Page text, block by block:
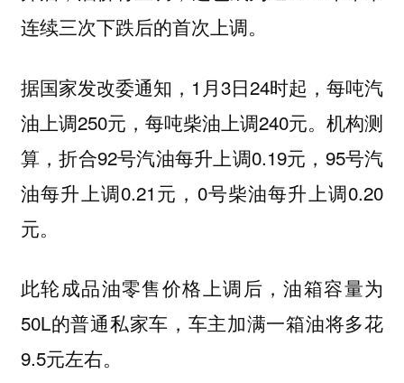
连续三次下跌后的首次上调。
据国家发改委通知，1月3日24时起，每吨汽
油上调250元，每吨柴油上调240元。机构测
算，折合92号汽油每升上调0.19元，95号汽
油每升上调0.21元，0号柴油每升上调0.20
元。
此轮成品油零售价格上调后，油箱容量为
50L的普通私家车，车主加满一箱油将多花
9.5元左右。